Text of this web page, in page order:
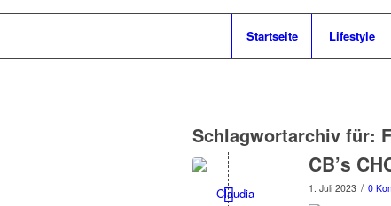
Startseite Lifestyle
Schlagwortarchiv für:
CB’s
1. Juli 2023 / 0